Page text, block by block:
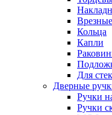
Врезные
Кольца
Капли
Для
Дверные
Ручки
Ручки